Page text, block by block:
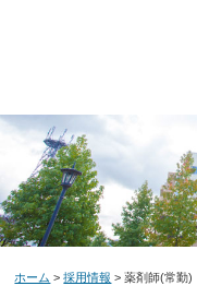
ホーム >採用情報 > 薬剤師(常勤)